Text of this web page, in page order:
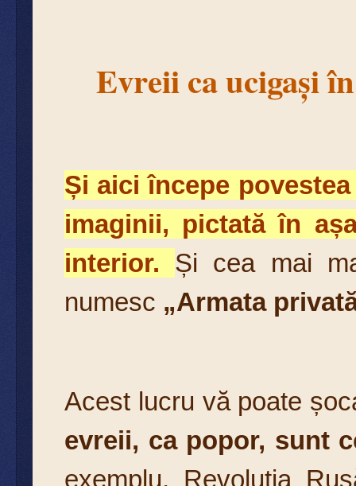
Evreii ca ucigași
Și aici începe
imaginii, pictată în
interior. Și cea mai
numesc „Armata
Acest lucru vă poate
evreii, ca popor, sunt
exemplu, Revoluția